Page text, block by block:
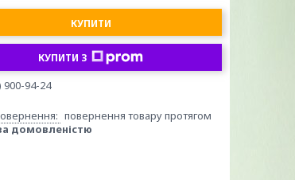
КУПИТИ
КУПИТИ З
900-94-24
повернення товару протягом
домовленістю